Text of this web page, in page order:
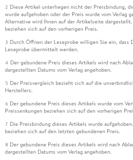
2 Diese Artikel unterliegen nicht der Preisbindung,
wurde aufgehoben oder der Preis wurde vom Verlag
Alternative wird Ihnen auf der Artikelseite dargestellt.
beziehen sich auf den vorherigen Preis.
3 Durch Öffnen der Leseprobe willigen Sie ein, dass
Leseprobe übermittelt werden.
4 Der gebundene Preis dieses Artikels wird nach
dargestellten Datums vom Verlag angehoben.
5 Der Preisvergleich bezieht sich auf die
Herstellers.
6 Der gebundene Preis dieses Artikels wurde vom
Preissenkungen beziehen sich auf den vorherigen
7 Die Preisbindung dieses Artikels wurde
beziehen sich auf den letzten gebundenen Preis.
8 Der gebundene Preis dieses Artikels wird nach
dargestellten Datums vom Verlag angehoben.